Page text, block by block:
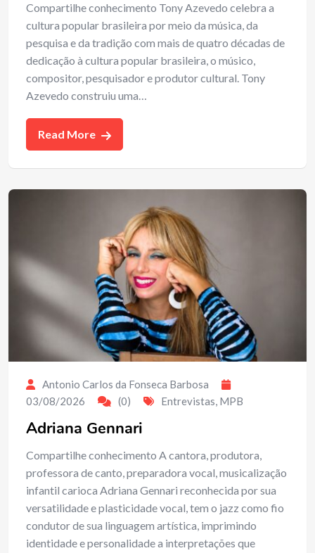
Compartilhe conhecimento Tony Azevedo celebra a
cultura popular brasileira por meio da música, da
pesquisa e da tradição com mais de quatro décadas de
dedicação à cultura popular brasileira, o músico,
compositor, pesquisador e produtor cultural. Tony
Azevedo construiu uma…
Read More
Antonio Carlos da Fonseca Barbosa
03/08/2026
(0) Entrevistas, MPB
Adriana Gennari
Compartilhe conhecimento A cantora, produtora,
professora de canto, preparadora vocal, musicalização
infantil carioca Adriana Gennari reconhecida por sua
versatilidade e plasticidade vocal, tem o jazz como fio
condutor de sua linguagem artística, imprimindo
identidade e personalidade a interpretações que